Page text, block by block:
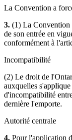
La Convention a
3. (1) La Convention
de son entrée en
conformément à
Incompatibilité
(2) Le droit de
auxquelles
d'incompatibilité
dernière l'emporte.
Autorité centrale
4. Pour l'application